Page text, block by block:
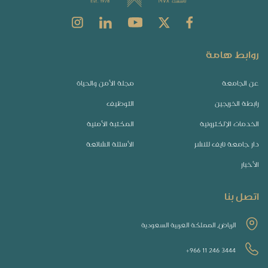
روابط هامة
عن الجامعة مجلة الأمن والحياة
رابطة الخريجين التوظيف
الخدمات الإلكترونية المكتبة الأمنية
دار جامعة نايف للنشر الأسئلة الشائعة
الأخبار
اتصل بنا
الرياض, المملكة العربية السعودية
+966 11 246 3444